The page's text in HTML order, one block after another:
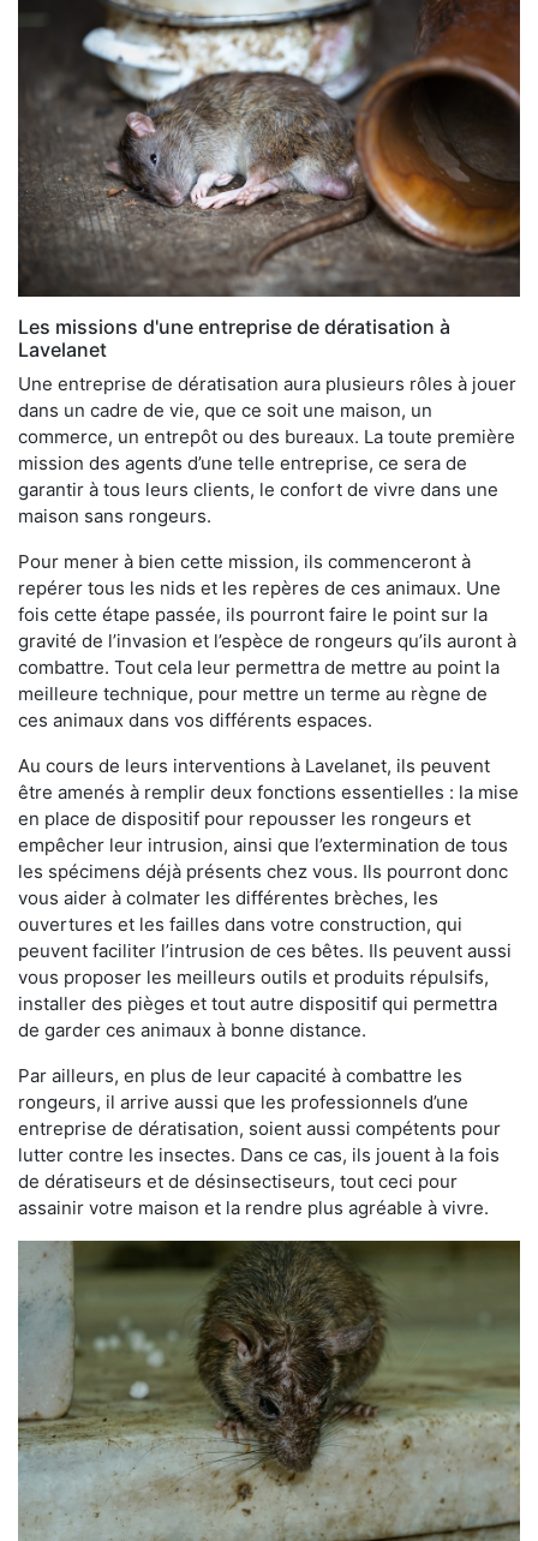
Les missions d'une entreprise de dératisation à
Lavelanet
Une entreprise de dératisation aura plusieurs rôles à jouer
dans un cadre de vie, que ce soit une maison, un
commerce, un entrepôt ou des bureaux. La toute première
mission des agents d’une telle entreprise, ce sera de
garantir à tous leurs clients, le confort de vivre dans une
maison sans rongeurs.
Pour mener à bien cette mission, ils commenceront à
repérer tous les nids et les repères de ces animaux. Une
fois cette étape passée, ils pourront faire le point sur la
gravité de l’invasion et l’espèce de rongeurs qu’ils auront à
combattre. Tout cela leur permettra de mettre au point la
meilleure technique, pour mettre un terme au règne de
ces animaux dans vos différents espaces.
Au cours de leurs interventions à Lavelanet, ils peuvent
être amenés à remplir deux fonctions essentielles : la mise
en place de dispositif pour repousser les rongeurs et
empêcher leur intrusion, ainsi que l’extermination de tous
les spécimens déjà présents chez vous. Ils pourront donc
vous aider à colmater les différentes brèches, les
ouvertures et les failles dans votre construction, qui
peuvent faciliter l’intrusion de ces bêtes. Ils peuvent aussi
vous proposer les meilleurs outils et produits répulsifs,
installer des pièges et tout autre dispositif qui permettra
de garder ces animaux à bonne distance.
Par ailleurs, en plus de leur capacité à combattre les
rongeurs, il arrive aussi que les professionnels d’une
entreprise de dératisation, soient aussi compétents pour
lutter contre les insectes. Dans ce cas, ils jouent à la fois
de dératiseurs et de désinsectiseurs, tout ceci pour
assainir votre maison et la rendre plus agréable à vivre.